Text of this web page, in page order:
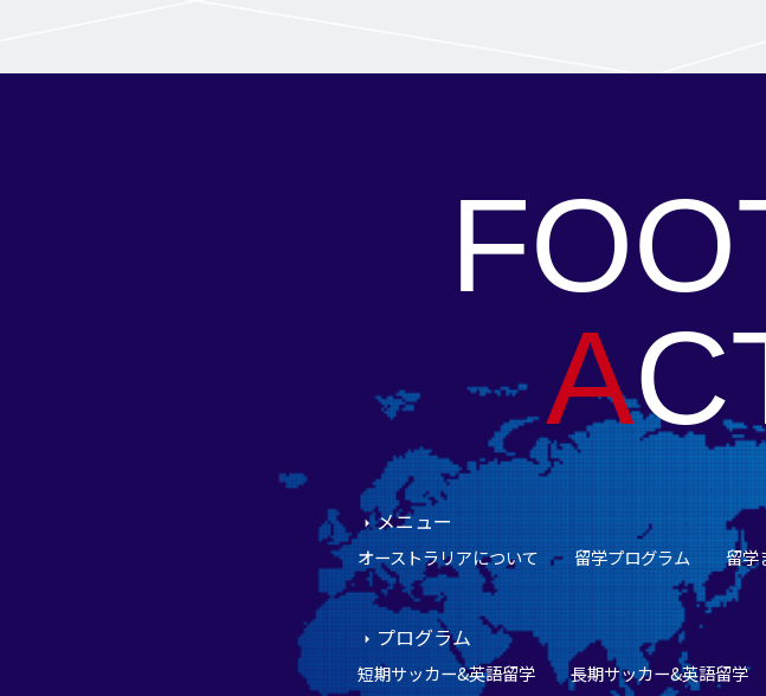
A
メニュー
オーストラリアについて 留学プログラム 留学
プログラム
短期サッカー&英語留学 長期サッカー&英語留学